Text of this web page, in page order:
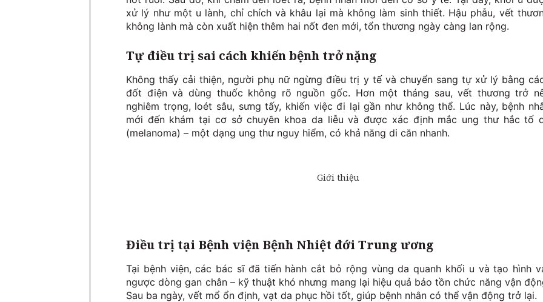
xử lý như một u lành, chỉ chích và khâu lại mà không làm sinh thiết. Hậu phẫu, vết
không lành mà còn xuất hiện thêm hai nốt đen mới, tổn thương ngày càng lan rộng.
Tự điều trị sai cách khiến bệnh trở nặng
Không thấy cải thiện, người phụ nữ ngừng điều trị y tế và chuyển sang tự xử lý bằng
đốt điện và dùng thuốc không rõ nguồn gốc. Hơn một tháng sau, vết thương trở
nghiêm trọng, loét sâu, sưng tấy, khiến việc đi lại gần như không thể. Lúc này, bệnh
mới đến khám tại cơ sở chuyên khoa da liễu và được xác định mắc ung thư hắc tố
(melanoma) – một dạng ung thư nguy hiểm, có khả năng di căn nhanh.
Điều trị tại Bệnh viện Bệnh Nhiệt đới Trung ương
Tại bệnh viện, các bác sĩ đã tiến hành cắt bỏ rộng vùng da quanh khối u và tạo hình
ngược dòng gan chân – kỹ thuật khó nhưng mang lại hiệu quả bảo tồn chức năng vận
Sau ba ngày, vết mổ ổn định, vạt da phục hồi tốt, giúp bệnh nhân có thể vận động trở lại.